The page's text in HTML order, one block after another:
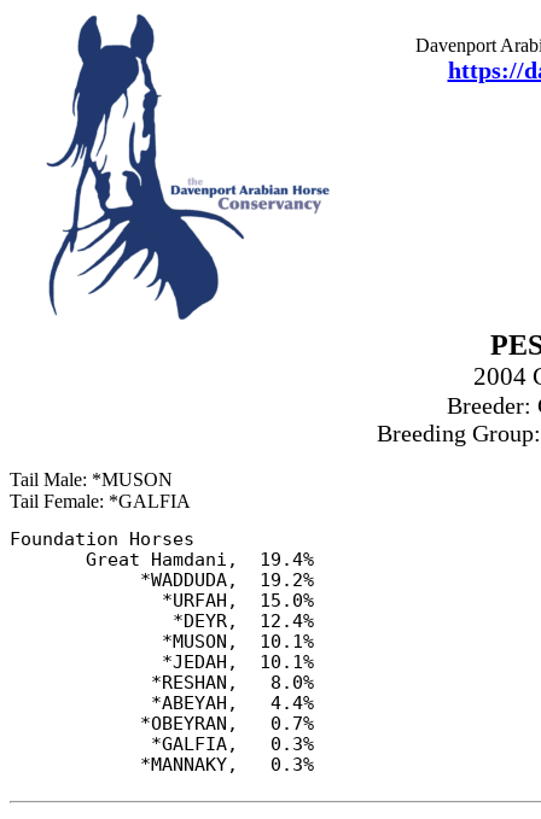
Davenport
https://
2004
Breeder:
Breeding
Tail Male: *MUSON
Tail Female: *GALFIA
Foundation Horses
       Great Hamdani,  19.4%
            *WADDUDA,  19.2%
              *URFAH,  15.0%
               *DEYR,  12.4%
              *MUSON,  10.1%
              *JEDAH,  10.1%
             *RESHAN,   8.0%
             *ABEYAH,   4.4%
            *OBEYRAN,   0.7%
             *GALFIA,   0.3%